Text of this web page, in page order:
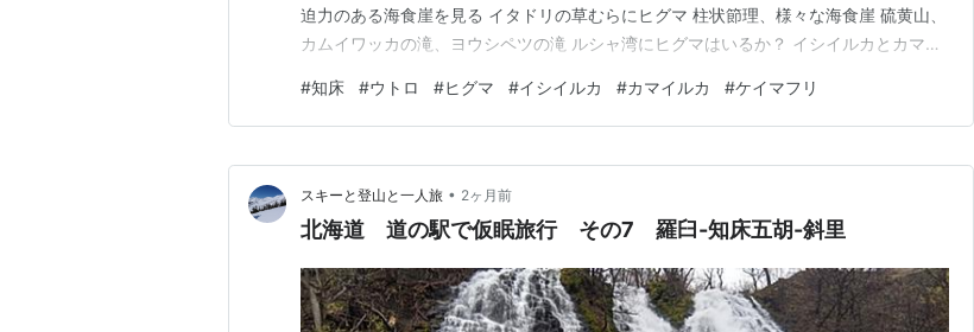
迫力のある海食崖を見る イタドリの草むらにヒグマ 柱状節理、様々な海食崖 硫黄山、
カムイワッカの滝、ヨウシペツの滝 ルシャ湾にヒグマはいるか？ イシイルカとカマイ
が見たかった 6/16〜20に行ってきた北海道の道東旅行。主な目的は2つあってひとつ
は前回記事にした羅臼のホエールウォッ…
#知床 #ウトロ #ヒグマ #イシイルカ #カマイルカ #ケイマフリ
スキーと登山と一人旅 • 2ヶ月前
北海道 道の駅で仮眠旅行 その7 羅臼-知床五胡-斜里